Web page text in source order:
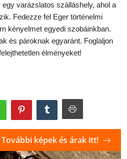
varázslatos szálláshely, ahol a
Fedezze fel Eger történelmi
kényelmet egyedi szobáinkban.
és pároknak egyaránt. Foglaljon
élményeket!
További képek és árak itt!